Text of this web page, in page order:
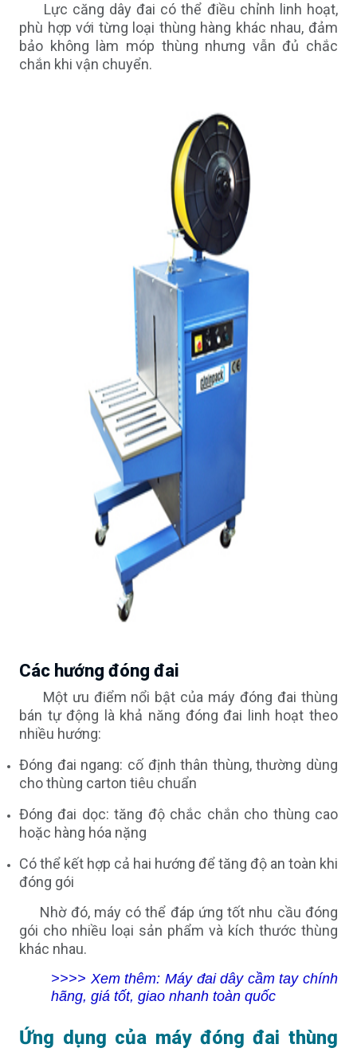
Lực căng dây đai có thể điều chỉnh linh hoạt,
phù hợp với từng loại thùng hàng khác nhau, đảm
bảo không làm móp thùng nhưng vẫn đủ chắc
chắn khi vận chuyển.
Các hướng đóng đai
Một ưu điểm nổi bật của máy đóng đai thùng
bán tự động là khả năng đóng đai linh hoạt theo
nhiều hướng:
Đóng đai ngang: cố định thân thùng, thường dùng
cho thùng carton tiêu chuẩn
Đóng đai dọc: tăng độ chắc chắn cho thùng cao
hoặc hàng hóa nặng
Có thể kết hợp cả hai hướng để tăng độ an toàn khi
đóng gói
Nhờ đó, máy có thể đáp ứng tốt nhu cầu đóng
gói cho nhiều loại sản phẩm và kích thước thùng
khác nhau.
>>>> Xem thêm: Máy đai dây cầm tay chính
hãng, giá tốt, giao nhanh toàn quốc
Ứng dụng của máy đóng đai thùng